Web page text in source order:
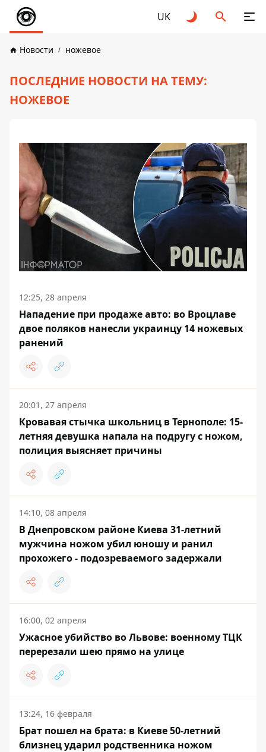
UK
Новости ножевое
ПОСЛЕДНИЕ НОВОСТИ НА ТЕМУ:
НОЖЕВОЕ
12:25, 28 апреля
Нападение при продаже авто: во Вроцлаве
двое поляков нанесли украинцу 14 ножевых
ранений
20:01, 27 апреля
Кровавая стычка школьниц в Тернополе: 15-
летняя девушка напала на подругу с ножом,
полиция выясняет причины
14:10, 08 апреля
В Днепровском районе Киева 31-летний
мужчина ножом убил юношу и ранил
прохожего - подозреваемого задержали
16:00, 02 апреля
Ужасное убийство во Львове: военному ТЦК
перерезали шею прямо на улице
13:24, 16 февраля
Брат пошел на брата: в Киеве 50-летний
близнец ударил родственника ножом